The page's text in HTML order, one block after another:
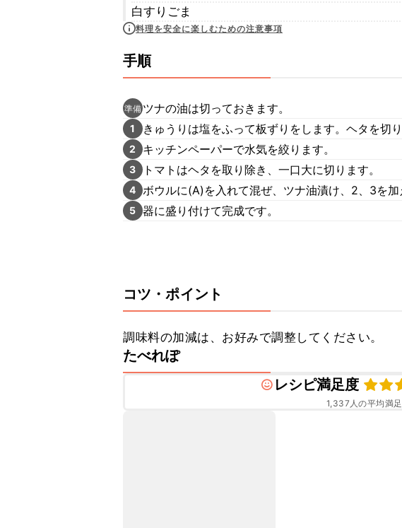
白すりごま
料理を安全に楽しむための注意事項
手順
準備 ツナの油は切っておきます。
1 きゅうりは塩をふって板ずりをします。ヘタを切
2 キッチンペーパーで水気を絞ります。
3 トマトはヘタを取り除き、一口大に切ります。
4 ボウルに(A)を入れて混ぜ、ツナ油漬け、2、3を加
5 器に盛り付けて完成です。
コツ・ポイント
調味料の加減は、お好みで調整してください。
たべれぽ
レシピ満足度
1,337 人の平均満